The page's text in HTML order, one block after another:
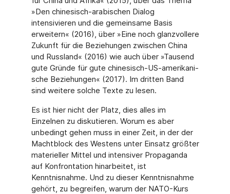
»Den chinesisch-arabischen Dialog
intensivieren und die gemeinsame Basis
erweitern« (2016), über »Eine noch glanzvollere
Zukunft für die Beziehungen zwischen China
und Russland« (2016) wie auch über »Tausend
gute Gründe für gute chinesisch-US-amerikani­
sche Beziehungen« (2017). Im dritten Band
sind weitere solche Texte zu lesen.
Es ist hier nicht der Platz, dies alles im
Einzelnen zu diskutieren. Worum es aber
unbedingt gehen muss in einer Zeit, in der der
Machtblock des Westens unter Einsatz größter
materi­eller Mittel und intensiver Propaganda
auf Konfrontation hinarbeitet, ist
Kenntnisnahme. Und zu dieser Kenntnisnahme
gehört, zu begreifen, warum der NATO-Kurs